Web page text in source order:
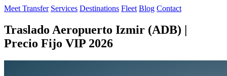
Meet Transfer Services Destinations Fleet Blog Contact
Traslado Aeropuerto Izmir (ADB) |
Precio Fijo VIP 2026